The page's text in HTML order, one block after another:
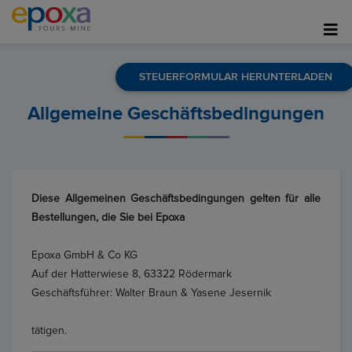
STEUERFORMULAR HERUNTERLADEN
Allgemeine Geschäftsbedingungen
Diese Allgemeinen Geschäftsbedingungen gelten für alle
Bestellungen, die Sie bei Epoxa
Epoxa GmbH & Co KG
Auf der Hatterwiese 8, 63322 Rödermark
Geschäftsführer: Walter Braun & Yasene Jesernik
tätigen.